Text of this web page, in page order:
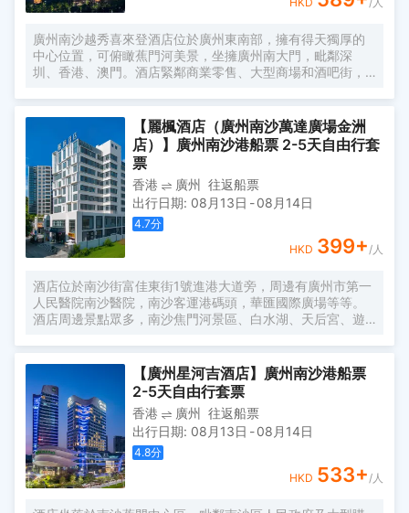
廣州南沙越秀喜來登酒店位於廣州東南部，擁有得天獨厚的
中心位置，可俯瞰蕉門河美景，坐擁廣州南大門，毗鄰深
圳、香港、澳門。酒店緊鄰商業零售、大型商場和酒吧街，
品牌酒店，賓客可以在酒店一如既往的體驗到喜來登品牌的
舒適和服務。酒店交通便利，在這裏，您能夠輕鬆外出，探
索這座城市每一處不容錯過的地方。酒店距離著名景點南沙
天后宮，南沙水鳥世界，南沙濕地公園，十九湧海鮮水產市
場等約30分鐘車程。 酒店設有豐富的兒童設施，商務出行、
休閒出行皆宜。酒店客房共計兩百餘間，客房均配備特別為
喜來登品牌定製使用的喜來登特色睡床，55英寸超大純平電
視，高速上網及獨立的浴缸和淋浴間。 酒店三個餐廳可使顧
客體驗到本地及各國美食。酒店的喜來登健身中心旨在為賓
客提供快速集中健身智能解決方案，讓他們在最短的時間內
客可根據自己的時間與住宿安排定製專屬健身日程。
【麗楓酒店（廣州南沙萬達廣場金洲
店）】廣州南沙港船票 2-5天自由行套
票
香港 廣州 往返船票
出行日期: 08月13日 -08月14日
4.7分
HKD 399+ /人
酒店位於南沙街富佳東街1號進港大道旁，周邊有廣州市第一
人民醫院南沙醫院，南沙客運港碼頭，華匯國際廣場等等。
酒店周邊景點眾多，南沙焦門河景區、白水湖、天后宮、遊
車40分鐘。酒店距離金洲地鐵站5分鐘車程，讓您的出行變
得簡單。 全部配備大尺寸床型，雙床1.35m×2m，大床
1.8m×2m，定製慕思床墊，完美承託你的身體，給你一整夜
舒適睡眠；房間配備3.0智能化控制系統、電動窗簾，花灑音
樂，超大屏幕液晶數字電視、特質香氛洗護用品、無線wifi暢
遊；為您營造舒適温暖而趣味好玩的體驗空間。 同時，設有
商務會議室、早餐廳、健身房、棋牌室及停車場。個性化的
服務理念及專業的管理團隊，為商旅賓客提供優質、高效的
服務，是您商旅、洽談、會友的好去處。
【廣州星河吉酒店】廣州南沙港船票
2-5天自由行套票
香港 廣州 往返船票
出行日期: 08月13日 -08月14日
4.8分
HKD 533+ /人